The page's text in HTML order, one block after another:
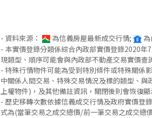
- 資料來源： 為信義房屋最新成交行情;
- 本實價登錄分類係綜合內政部實價登錄2020
現類型、順序可能會與內政部不動產交易實價查
- 特殊行情物件可能為受到特別條件或特殊關係
中關係人間交易、特殊交易情況及標的類型、
上權物件)，及其他備註資訊，關閉後則會恢復顯
- 歷史移轉次數依據信義成交行情及政府實價登
式為(當筆交易之成交總價/前一筆交易之成交總